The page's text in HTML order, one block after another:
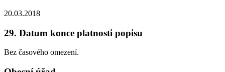
20.03.2018
29. Datum konce platnosti popisu
Bez časového omezení.